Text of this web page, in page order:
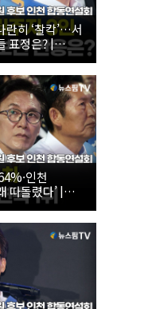
히 ‘찰칵’…서
표정은? |
·최고위원 후
인천
따돌렸다’ |
·최고위원 후